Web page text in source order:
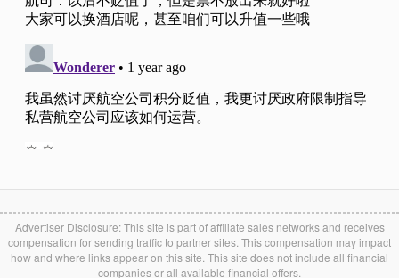
Advertiser Disclosure: This site is part of affiliate sales networks and receives
compensation for sending traffic to partner sites. This compensation may impact
how and where links appear on this site. This site does not include all financial
companies or all available financial offers.